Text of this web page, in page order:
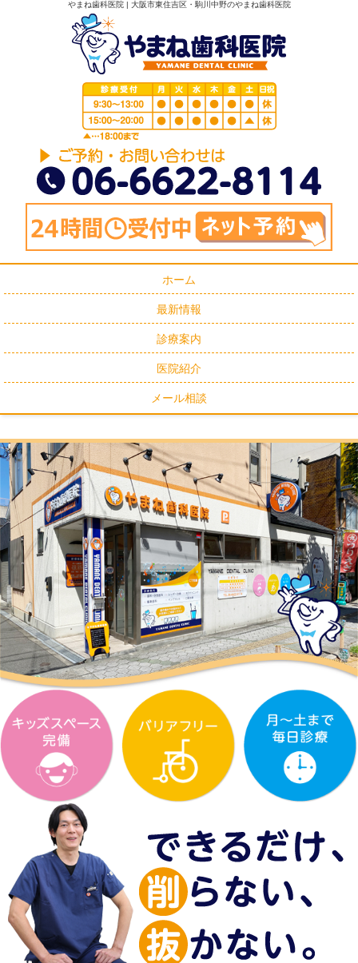
やまね歯科医院 | 大阪市東住吉区・駒川中野のやまね歯科医院
ホーム
最新情報
診療案内
医院紹介
メール相談